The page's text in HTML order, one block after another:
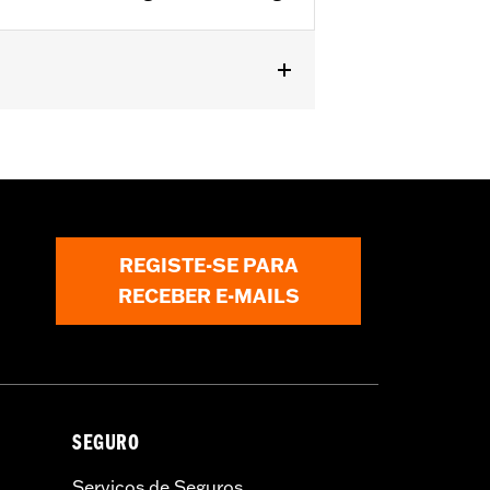
REGISTE-SE PARA
RECEBER E-MAILS
SEGURO